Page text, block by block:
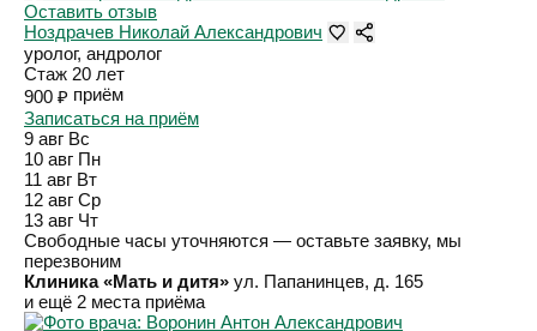
Оставить отзыв
Ноздрачев Николай Александрович
уролог, андролог
Стаж 20 лет
900 ₽ приём
Записаться на приём
9 авг Вс
10 авг Пн
11 авг Вт
12 авг Ср
13 авг Чт
Свободные часы уточняются — оставьте заявку, мы
перезвоним
Клиника «Мать и дитя» ул. Папанинцев, д. 165
и ещё 2 места приёма